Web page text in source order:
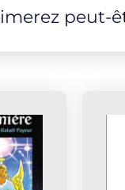
peut-